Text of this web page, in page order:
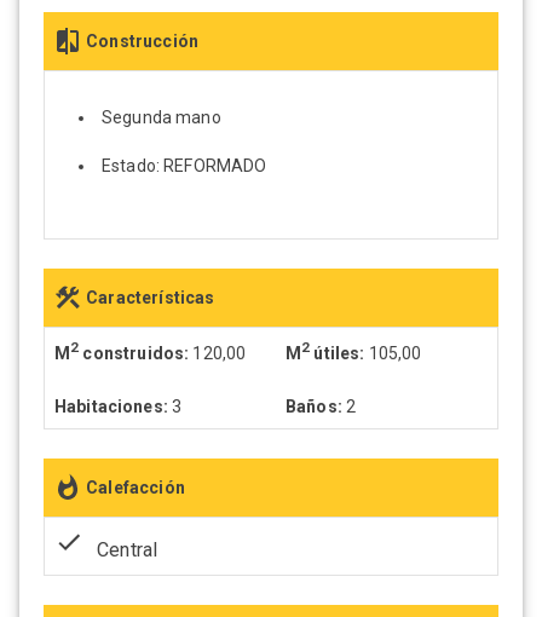
Construcción
Segunda mano
Estado: REFORMADO
Características
M 2 construidos: 120,00 M 2 útiles: 105,00
Habitaciones: 3 Baños: 2
Calefacción
Central